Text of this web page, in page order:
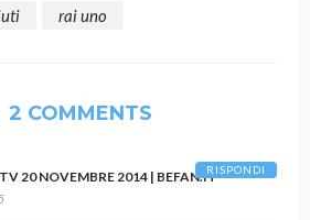
rai uno
2 COMMENTS
20 NOVEMBRE 2014 | BEFAN.ITRISPONDI